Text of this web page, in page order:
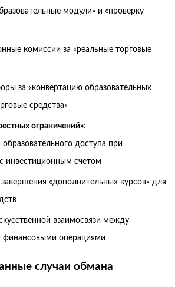
модули» и «проверку
комиссии за «реальные торговые
за «конвертацию образовательных
средства»
ограничений»:
образовательного доступа при
инвестиционным счетом
завершения «дополнительных курсов» для
взаимосвязи между
финансовыми операциями
случаи обмана